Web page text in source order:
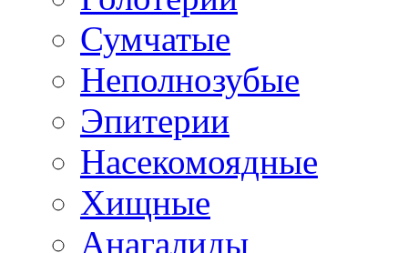
Сумчатые
Неполнозубые
Эпитерии
Насекомоядные
Хищные
Анагалиды